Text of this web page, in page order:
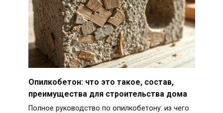
Опилкобетон: что это такое, состав,
преимущества для строительства дома
Полное руководство по опилкобетону: из чего